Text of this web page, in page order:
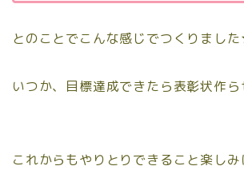
とのことでこんな感じでつくりまし
いつか、目標達成できたら表彰状作ら
これからもやりとりできること楽し